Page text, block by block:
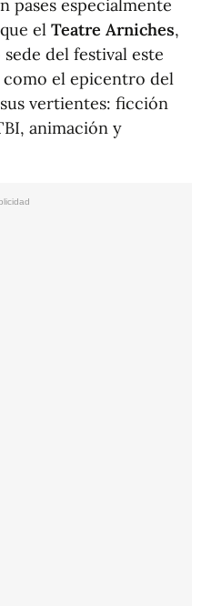
pases especialmente
el Teatre Arniches,
del festival este
como el epicentro del
vertientes: ficción
animación y